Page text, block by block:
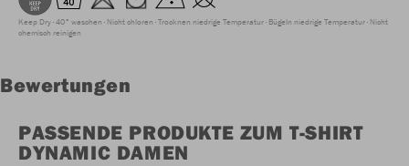
Keep Dry 40° waschen Nicht chloren Trocknen niedrige Temperatur Bügeln niedrige Temperatur Nicht
chemisch reinigen
Bewertungen
PASSENDE PRODUKTE ZUM T-SHIRT
DYNAMIC DAMEN